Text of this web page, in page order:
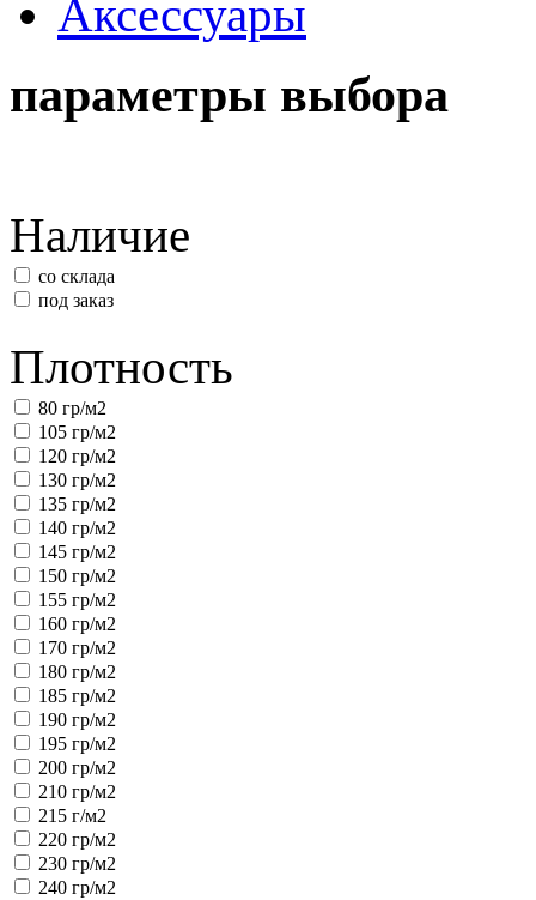
Аксессуары
параметры выбора
Наличие
со склада
под заказ
Плотность
80 гр/м2
105 гр/м2
120 гр/м2
130 гр/м2
135 гр/м2
140 гр/м2
145 гр/м2
150 гр/м2
155 гр/м2
160 гр/м2
170 гр/м2
180 гр/м2
185 гр/м2
190 гр/м2
195 гр/м2
200 гр/м2
210 гр/м2
215 г/м2
220 гр/м2
230 гр/м2
240 гр/м2